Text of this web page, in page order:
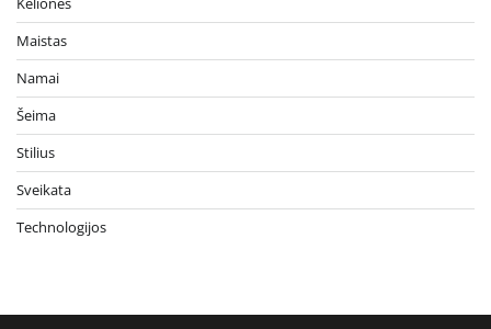
Maistas
Namai
Šeima
Stilius
Sveikata
Technologijos